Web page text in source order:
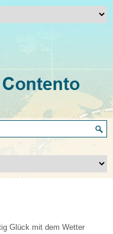
Glück mit dem Wetter